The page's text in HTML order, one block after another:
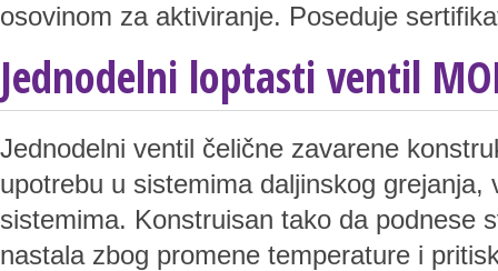
osovinom za aktiviranje. Poseduje
Jednodelni loptasti ventil
Jednodelni ventil čelične zavarene
upotrebu u sistemima daljinskog grejanja,
sistemima. Konstruisan tako da podnese
nastala zbog promene temperature i